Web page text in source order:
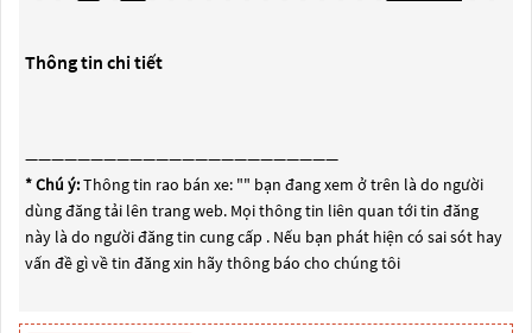
Thông tin chi tiết
————————————————————————
* Chú ý:Thông tin rao bán xe: "" bạn đang xem ở trên là do người
dùng đăng tải lên trang web. Mọi thông tin liên quan tới tin đăng
này là do người đăng tin cung cấp . Nếu bạn phát hiện có sai sót hay
vấn đề gì về tin đăng xin hãy thông báo cho chúng tôi